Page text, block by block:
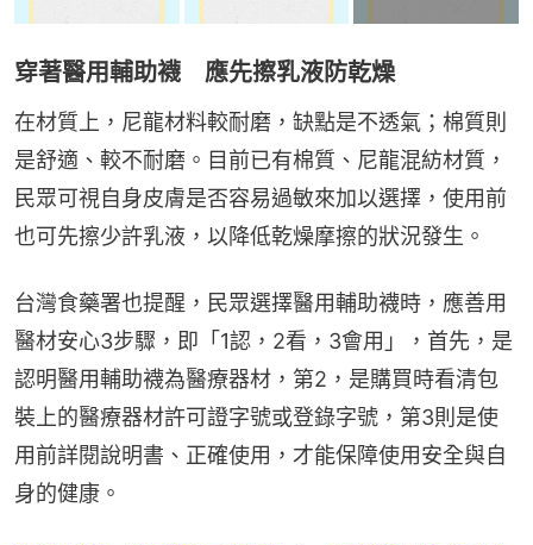
穿著醫用輔助襪 應先擦乳液防乾燥
在材質上，尼龍材料較耐磨，缺點是不透氣；棉質則
是舒適、較不耐磨。目前已有棉質、尼龍混紡材質，
民眾可視自身皮膚是否容易過敏來加以選擇，使用前
也可先擦少許乳液，以降低乾燥摩擦的狀況發生。
台灣食藥署也提醒，民眾選擇醫用輔助襪時，應善用
醫材安心3步驟，即「1認，2看，3會用」，首先，是
認明醫用輔助襪為醫療器材，第2，是購買時看清包
裝上的醫療器材許可證字號或登錄字號，第3則是使
用前詳閱說明書、正確使用，才能保障使用安全與自
身的健康。